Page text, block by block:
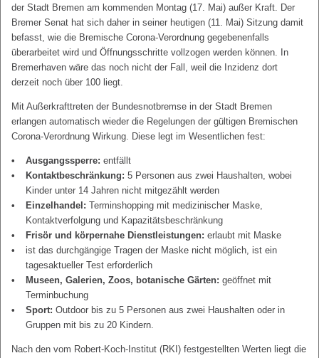
der Stadt Bremen am kommenden Montag (17. Mai) außer Kraft. Der
Bremer Senat hat sich daher in seiner heutigen (11. Mai) Sitzung damit
befasst, wie die Bremische Corona-Verordnung gegebenenfalls
überarbeitet wird und Öffnungsschritte vollzogen werden können. In
Bremerhaven wäre das noch nicht der Fall, weil die Inzidenz dort
derzeit noch über 100 liegt.
Mit Außerkrafttreten der Bundesnotbremse in der Stadt Bremen
erlangen automatisch wieder die Regelungen der gültigen Bremischen
Corona-Verordnung Wirkung. Diese legt im Wesentlichen fest:
Ausgangssperre: entfällt
Kontaktbeschränkung: 5 Personen aus zwei Haushalten, wobei
Kinder unter 14 Jahren nicht mitgezählt werden
Einzelhandel: Terminshopping mit medizinischer Maske,
Kontaktverfolgung und Kapazitätsbeschränkung
Frisör und körpernahe Dienstleistungen: erlaubt mit Maske
ist das durchgängige Tragen der Maske nicht möglich, ist ein
tagesaktueller Test erforderlich
Museen, Galerien, Zoos, botanische Gärten: geöffnet mit
Terminbuchung
Sport: Outdoor bis zu 5 Personen aus zwei Haushalten oder in
Gruppen mit bis zu 20 Kindern.
Nach den vom Robert-Koch-Institut (RKI) festgestellten Werten liegt die